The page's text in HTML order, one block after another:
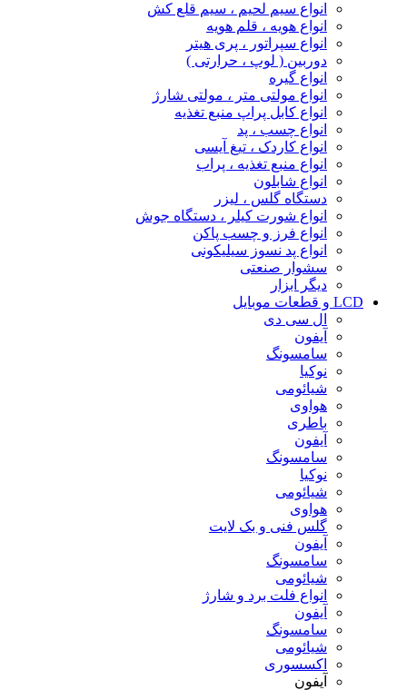
انواع سیم لحیم ، سیم قلع کش
انواع هویه ، قلم هویه
انواع سپراتور ، پری هیتر
دوربین ( لوپ ، حرارتی )
انواع گیره
انواع مولتی متر ، مولتی شارژ
انواع کابل پراپ منبع تغذیه
انواع چسب ، پد
انواع کاردک ، تیغ آیسی
انواع منبع تغذیه ، پراب
انواع شابلون
دستگاه گلس ، لیزر
انواع شورت کیلر ، دستگاه جوش
انواع فرز و چسب پاکن
انواع پد نسوز سیلیکونی
سشوار صنعتی
دیگر ابزار
LCD و قطعات موبایل
ال سی دی
آیفون
سامسونگ
نوکیا
شیائومی
هواوی
باطری
آیفون
سامسونگ
نوکیا
شیائومی
هواوی
گلس فنی و بک لایت
آیفون
سامسونگ
شیائومی
انواع فلت برد و شارژ
آیفون
سامسونگ
شیائومی
اکسسوری
آیفون